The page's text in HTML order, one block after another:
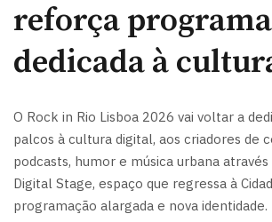
reforça
dedicada à
O Rock in Rio Lisboa 2026 vai voltar a
palcos à cultura digital, aos criadores de
podcasts, humor e música urbana
Digital Stage, espaço que regressa à
programação alargada e nova identidade.